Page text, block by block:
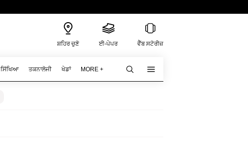
ਸ਼ਹਿਰ ਚੁਣੋ ਈ-ਪੇਪਰ ਵੈੱਬ ਸਟੋਰੀਜ਼
ਸਿੱਖਿਆ ਤਕਨਾਲੋਜੀ ਖੇਡਾਂ MORE +